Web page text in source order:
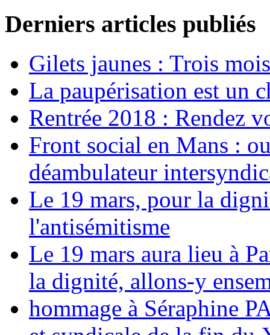
Derniers articles publiés
Gilets jaunes : Trois
La paupérisation est un
Rentrée 2018 : Rendez
Front social en Mans :
déambulateur
Le 19 mars, pour la
l'antisémitisme
Le 19 mars aura lieu à
la dignité, allons-y
hommage à Séraphine